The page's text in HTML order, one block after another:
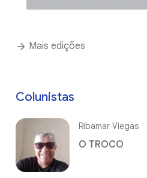
Mais edições
Colunistas
Ribamar Viegas
O TROCO